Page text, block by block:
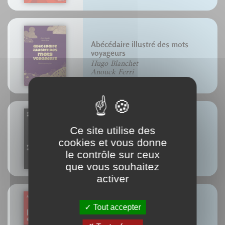
Abécédaire illustré des mots
voyageurs
Hugo Blanchet
Anouck Ferri
Typographie et cinéma
Lionel Orient Dutrieux
L'homme et ses signes
Ce site utilise des
cookies et vous donne
le contrôle sur ceux
que vous souhaitez
activer
Tout accepter